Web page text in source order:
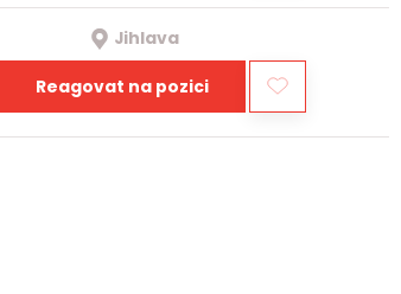
Jihlava
Reagovat na pozici